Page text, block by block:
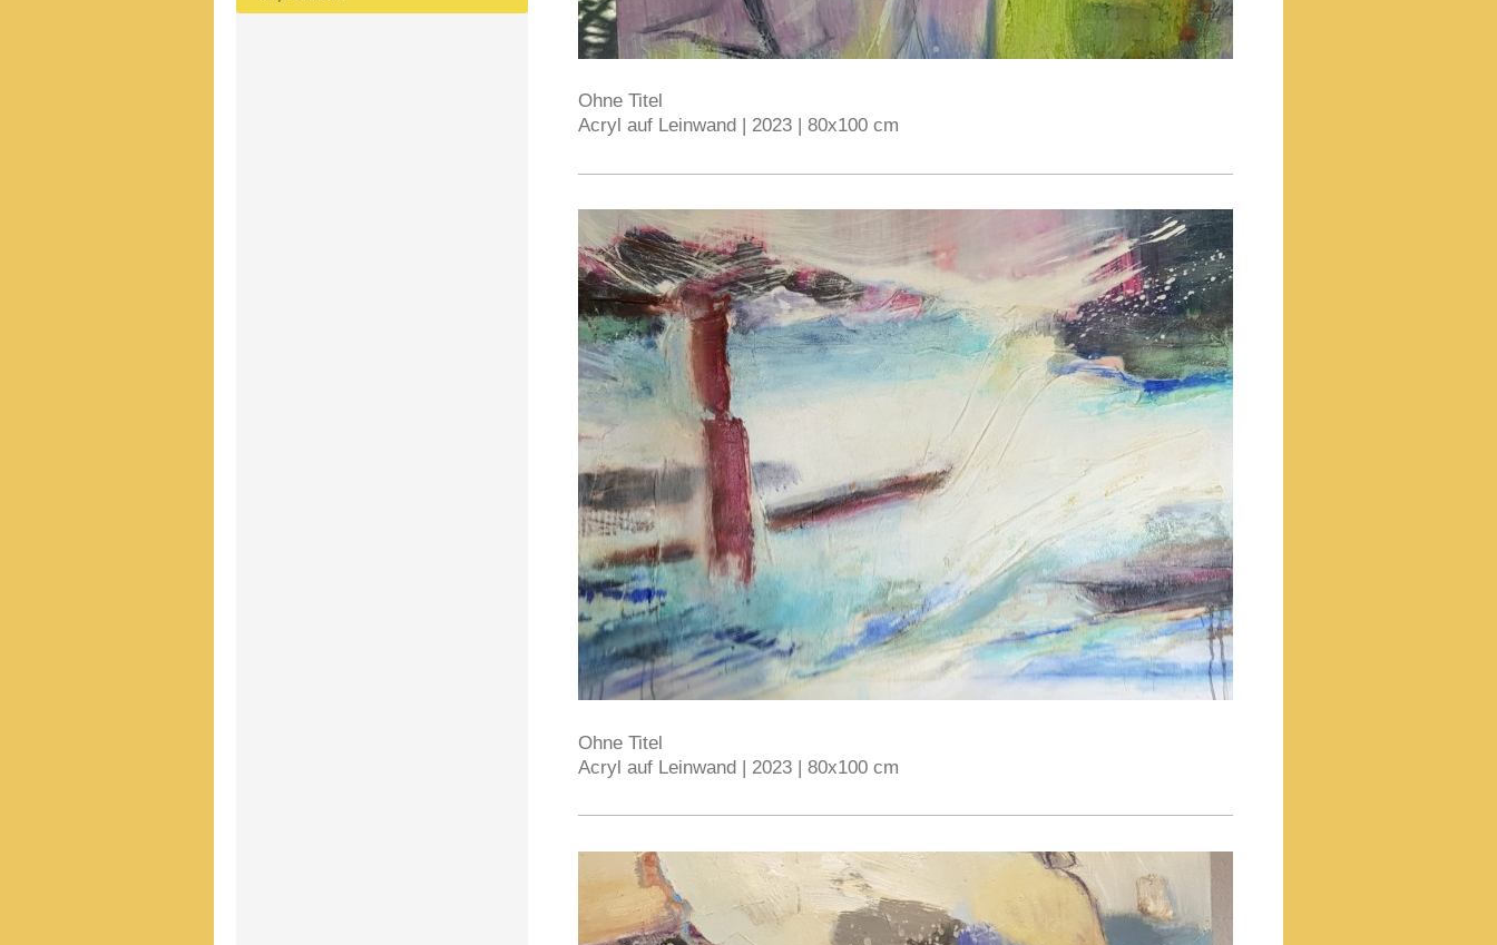
Ohne Titel
Acryl auf Leinwand | 2023 | 80x100 cm
Ohne Titel
Acryl auf Leinwand | 2023 | 80x100 cm